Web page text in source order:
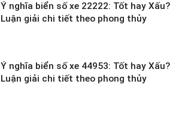
Ý nghĩa biển số xe 22222: Tốt hay Xấu?
Luận giải chi tiết theo phong thủy
Ý nghĩa biển số xe 44953: Tốt hay Xấu?
Luận giải chi tiết theo phong thủy